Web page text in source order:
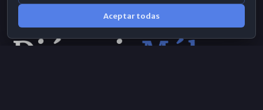
Aceptar todas